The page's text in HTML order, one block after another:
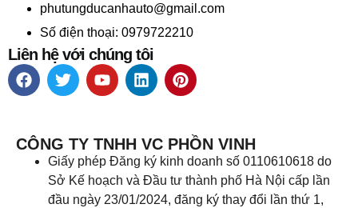
phutungducanhauto@gmail.com
Số điện thoại: 0979722210
Liên hệ với chúng tôi
CÔNG TY TNHH VC PHỒN VINH
Giấy phép Đăng ký kinh doanh số 0110610618 do
Sở Kế hoạch và Đầu tư thành phố Hà Nội cấp lần
đầu ngày 23/01/2024, đăng ký thay đổi lần thứ 1,